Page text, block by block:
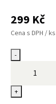
299 Kč
Cena s DPH / ks
-
+